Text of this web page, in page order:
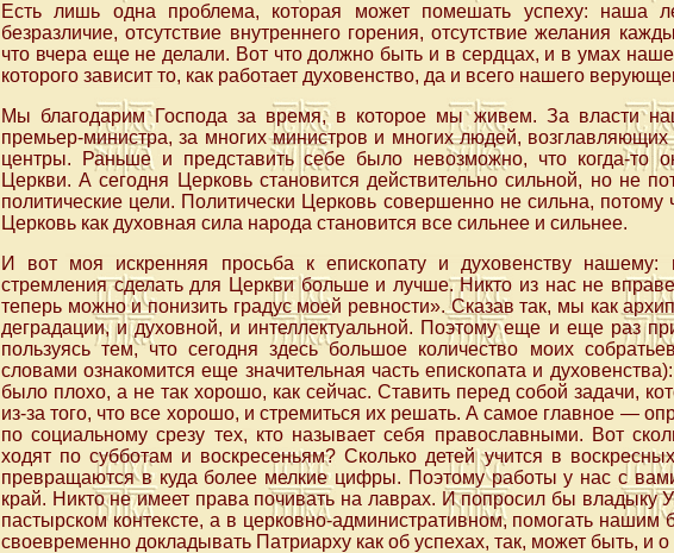
Есть лишь одна проблема, которая может помешать успеху: наша
безразличие, отсутствие внутреннего горения, отсутствие желания
что вчера еще не делали. Вот что должно быть и в сердцах, и в умах
которого зависит то, как работает духовенство, да и всего нашего
Мы благодарим Господа за время, в которое мы живем. За власти
премьер-министра, за многих министров и многих людей,
центры. Раньше и представить себе было невозможно, что когда-то
Церкви. А сегодня Церковь становится действительно сильной, но не
политические цели. Политически Церковь совершенно не сильна, потому
Церковь как духовная сила народа становится все сильнее и сильнее.
И вот моя искренняя просьба к епископату и духовенству нашему:
стремления сделать для Церкви больше и лучше. Никто из нас не
теперь можно и понизить градус моей ревности». Сказав так, мы как
деградации, и духовной, и интеллектуальной. Поэтому еще и еще раз
пользуясь тем, что сегодня здесь большое количество моих
словами ознакомится еще значительная часть епископата и
было плохо, а не так хорошо, как сейчас. Ставить перед собой задачи,
из-за того, что все хорошо, и стремиться их решать. А самое главное —
по социальному срезу тех, кто называет себя православными. Вот
ходят по субботам и воскресеньям? Сколько детей учится в
превращаются в куда более мелкие цифры. Поэтому работы у нас с
край. Никто не имеет права почивать на лаврах. И попросил бы владыку
пастырском контексте, а в церковно-административном, помогать нашим
своевременно докладывать Патриарху как об успехах, так, может быть, и о